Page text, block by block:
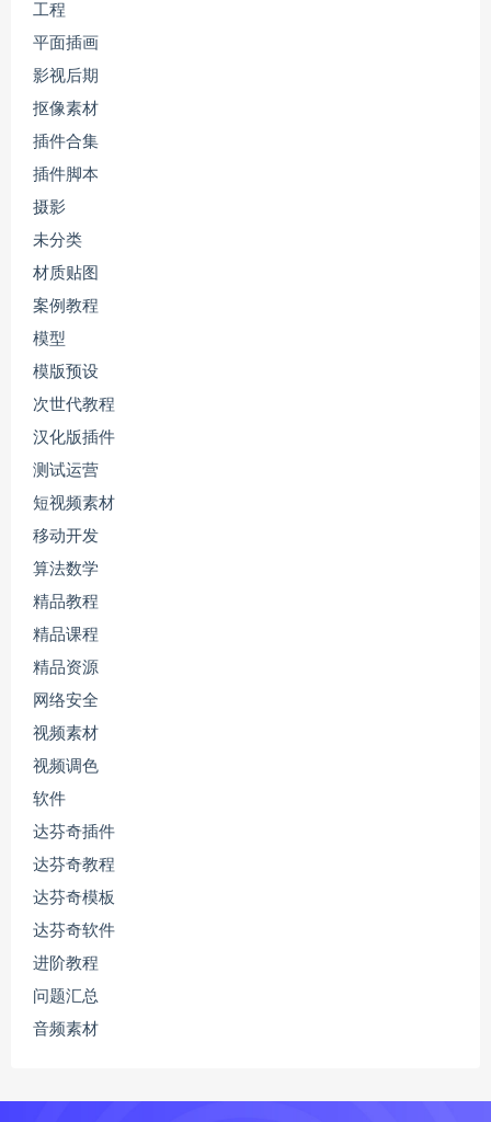
工程
平面插画
影视后期
抠像素材
插件合集
插件脚本
摄影
未分类
材质贴图
案例教程
模型
模版预设
次世代教程
汉化版插件
测试运营
短视频素材
移动开发
算法数学
精品教程
精品课程
精品资源
网络安全
视频素材
视频调色
软件
达芬奇插件
达芬奇教程
达芬奇模板
达芬奇软件
进阶教程
问题汇总
音频素材